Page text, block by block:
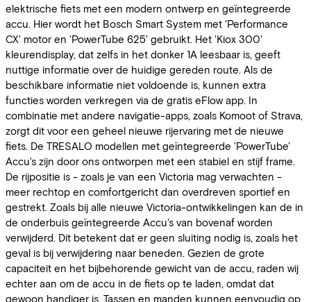
elektrische fiets met een modern ontwerp en geïntegreerde
accu. Hier wordt het Bosch Smart System met 'Performance
CX' motor en 'PowerTube 625' gebruikt. Het 'Kiox 300'
kleurendisplay, dat zelfs in het donker 1A leesbaar is, geeft
nuttige informatie over de huidige gereden route. Als de
beschikbare informatie niet voldoende is, kunnen extra
functies worden verkregen via de gratis eFlow app. In
combinatie met andere navigatie-apps, zoals Komoot of Strava,
zorgt dit voor een geheel nieuwe rijervaring met de nieuwe
fiets. De TRESALO modellen met geïntegreerde 'PowerTube'
Accu's zijn door ons ontworpen met een stabiel en stijf frame.
De rijpositie is - zoals je van een Victoria mag verwachten -
meer rechtop en comfortgericht dan overdreven sportief en
gestrekt. Zoals bij alle nieuwe Victoria-ontwikkelingen kan de in
de onderbuis geïntegreerde Accu's van bovenaf worden
verwijderd. Dit betekent dat er geen sluiting nodig is, zoals het
geval is bij verwijdering naar beneden. Gezien de grote
capaciteit en het bijbehorende gewicht van de accu, raden wij
echter aan om de accu in de fiets op te laden, omdat dat
gewoon handiger is. Tassen en manden kunnen eenvoudig op